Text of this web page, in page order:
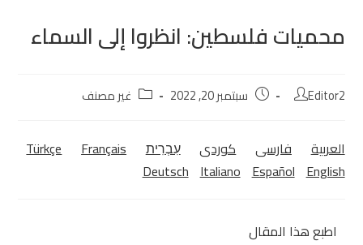
محميات فلسطين: انظروا إلى السماء
Editor2 سبتمبر 20, 2022 غير مصنف
العربية فارسی كوردی‎ עִבְרִית Türkçe
Français
Deutsch Italiano Español English
اطبع هذا المقال